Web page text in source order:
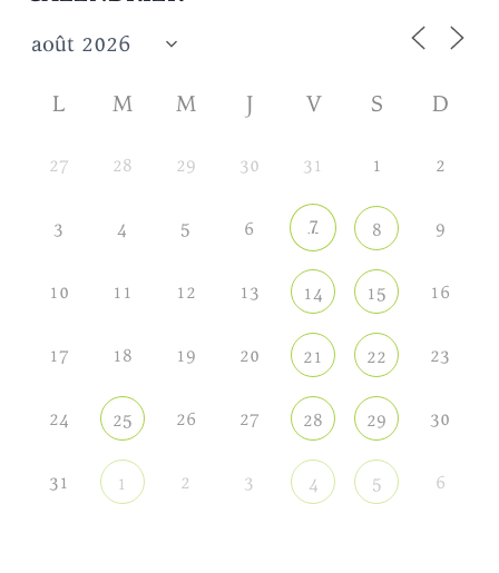
L M M J V S D
27 28 29 30 31 1 2
3 4 5 6 7 8 9
10 11 12 13 14 15 16
17 18 19 20 21 22 23
24 25 26 27 28 29 30
31 1 2 3 4 5 6